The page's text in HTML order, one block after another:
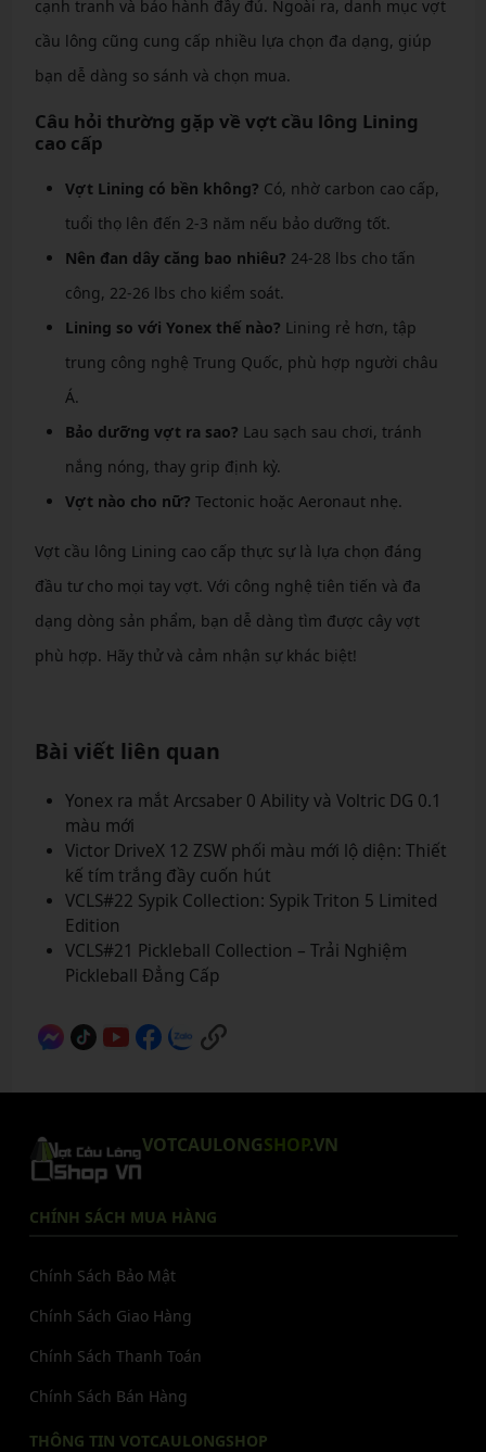
cạnh tranh và bảo hành đầy đủ. Ngoài ra, danh mục vợt
cầu lông cũng cung cấp nhiều lựa chọn đa dạng, giúp
bạn dễ dàng so sánh và chọn mua.
Câu hỏi thường gặp về vợt cầu lông Lining
cao cấp
Vợt Lining có bền không? Có, nhờ carbon cao cấp,
tuổi thọ lên đến 2-3 năm nếu bảo dưỡng tốt.
Nên đan dây căng bao nhiêu? 24-28 lbs cho tấn
công, 22-26 lbs cho kiểm soát.
Lining so với Yonex thế nào? Lining rẻ hơn, tập
trung công nghệ Trung Quốc, phù hợp người châu
Á.
Bảo dưỡng vợt ra sao? Lau sạch sau chơi, tránh
nắng nóng, thay grip định kỳ.
Vợt nào cho nữ? Tectonic hoặc Aeronaut nhẹ.
Vợt cầu lông Lining cao cấp thực sự là lựa chọn đáng
đầu tư cho mọi tay vợt. Với công nghệ tiên tiến và đa
dạng dòng sản phẩm, bạn dễ dàng tìm được cây vợt
phù hợp. Hãy thử và cảm nhận sự khác biệt!
Bài viết liên quan
Yonex ra mắt Arcsaber 0 Ability và Voltric DG 0.1
màu mới
Victor DriveX 12 ZSW phối màu mới lộ diện: Thiết
kế tím trắng đầy cuốn hút
VCLS#22 Sypik Collection: Sypik Triton 5 Limited
Edition
VCLS#21 Pickleball Collection – Trải Nghiệm
Pickleball Đẳng Cấp
VOTCAULONGSHOP.VN
CHÍNH SÁCH MUA HÀNG
Chính Sách Bảo Mật
Chính Sách Giao Hàng
Chính Sách Thanh Toán
Chính Sách Bán Hàng
THÔNG TIN VOTCAULONGSHOP